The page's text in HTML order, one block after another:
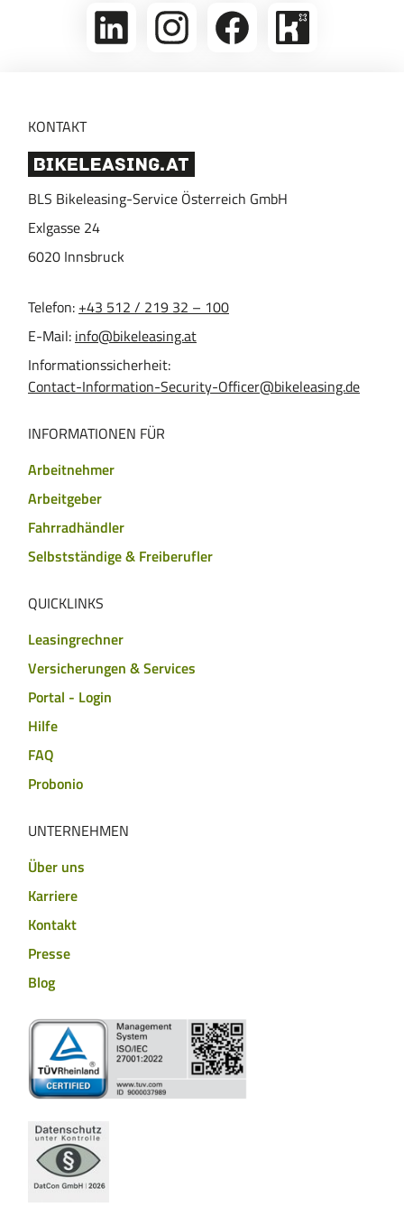
linkedin
Folge
uns
Folge
uns
Bikeleasing
auf
KONTAKT
BLS Bikeleasing-Service Österreich GmbH
Exlgasse 24
6020 Innsbruck
Telefon: +43 512 / 219 32 – 100
E-Mail: info@bikeleasing.at
Informationssicherheit:
Contact-Information-Security-Officer@bikeleasing.de
INFORMATIONEN FÜR
Arbeitnehmer
Arbeitgeber
Fahrradhändler
Selbstständige & Freiberufler
QUICKLINKS
Leasingrechner
Versicherungen & Services
Portal - Login
Hilfe
FAQ
Probonio
UNTERNEHMEN
Über uns
Karriere
Kontakt
Presse
Blog